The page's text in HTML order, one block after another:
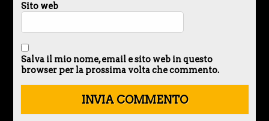
Sito web
Salva il mio nome, email e sito web in questo
browser per la prossima volta che commento.